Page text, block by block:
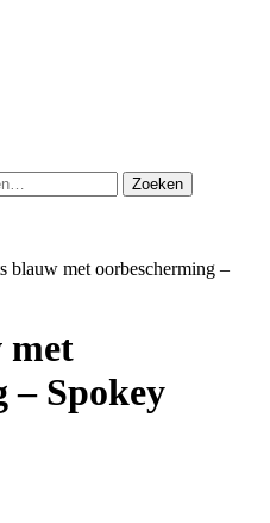
Zoeken
blauw met oorbescherming –
met
– Spokey